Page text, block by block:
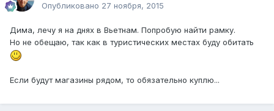
Опубликовано 27 ноября, 2015
Дима, лечу я на днях в Вьетнам. Попробую найти рамку.
Но не обещаю, так как в туристических местах буду обитать
Если будут магазины рядом, то обязательно куплю...